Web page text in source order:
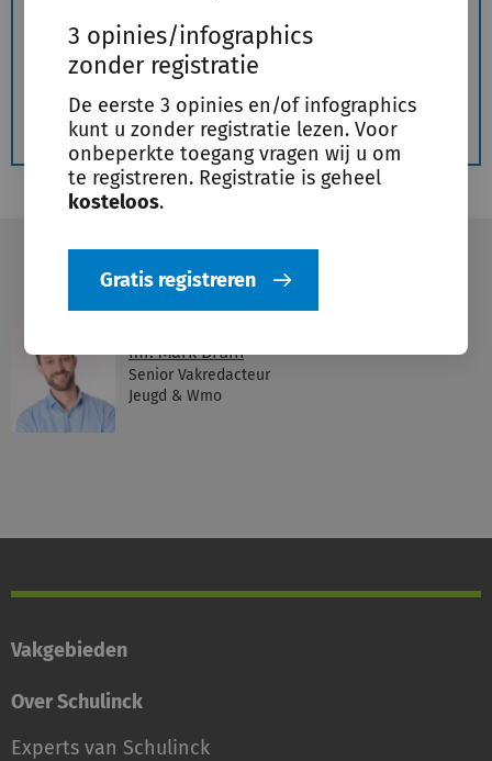
3 opinies/infographics
zonder registratie
De eerste 3 opinies en/of infographics
kunt u zonder registratie lezen. Voor
onbeperkte toegang vragen wij u om
te registreren. Registratie is geheel
kosteloos.
Gratis registreren
geregistreerde gebruikers.
Gratis registreren
Voeg toe aan leeslijst
mr. Mark Bruin
Senior Vakredacteur
Jeugd & Wmo
Vakgebieden
Over Schulinck
Experts van Schulinck